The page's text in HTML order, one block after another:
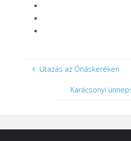
Utazás az Óriáskeréken
Karácsonyi